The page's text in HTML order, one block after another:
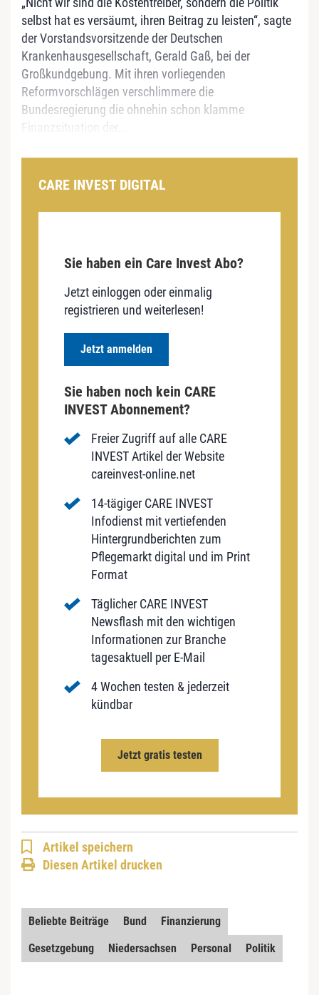
selbst hat es versäumt, ihren Beitrag zu leisten“, sagte
der Vorstandsvorsitzende der Deutschen
Krankenhausgesellschaft, Gerald Gaß, bei der
Großkundgebung. Mit ihren vorliegenden
Reformvorschlägen verschlimmere die
Bundesregierung die ohnehin schon klamme
Finanzsituation der...
CARE INVEST DIGITAL
Sie haben ein Care Invest Abo?
Jetzt einloggen oder einmalig
registrieren und weiterlesen!
Jetzt anmelden
Sie haben noch kein CARE
INVEST Abonnement?
Freier Zugriff auf alle CARE
INVEST Artikel der Website
careinvest-online.net
14-tägiger CARE INVEST
Infodienst mit vertiefenden
Hintergrundberichten zum
Pflegemarkt digital und im Print
Format
Täglicher CARE INVEST
Newsflash mit den wichtigen
Informationen zur Branche
tagesaktuell per E-Mail
4 Wochen testen & jederzeit
kündbar
Jetzt gratis testen
Artikel speichern
Diesen Artikel drucken
Beliebte Beiträge Bund
Finanzierung
Gesetzgebung
Niedersachsen Personal Politik